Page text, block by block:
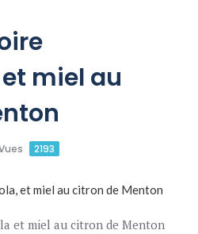
miel au
2193
et miel au citron de Menton